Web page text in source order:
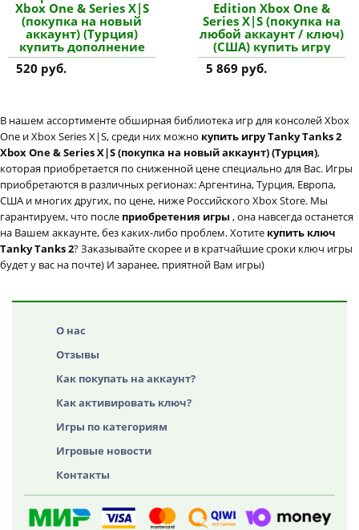
Xbox One & Series X|S
(покупка на новый
аккаунт) (Турция)
купить дополнение
520 руб.
Edition Xbox One &
Series X|S (покупка на
любой аккаунт / ключ)
(США) купить игру
5 869 руб.
В нашем ассортименте обширная библиотека игр для консолей Xbox
One и Xbox Series X|S, среди них можно купить игру Tanky Tanks 2
Xbox One & Series X|S (покупка на новый аккаунт) (Турция),
которая приобретается по сниженной цене специально для Вас. Игры
приобретаются в различных регионах: Аргентина, Турция, Европа,
США и многих других, по цене, ниже Российского Xbox Store. Мы
гарантируем, что после приобретения игры , она навсегда останется
на Вашем аккаунте, без каких-либо проблем. Хотите купить ключ
Tanky Tanks 2? Заказывайте скорее и в кратчайшие сроки ключ игры
будет у вас на почте) И заранее, приятной Вам игры)
О нас
Отзывы
Как покупать на аккаунт?
Как активировать ключ?
Игры по категориям
Игровые новости
Контакты